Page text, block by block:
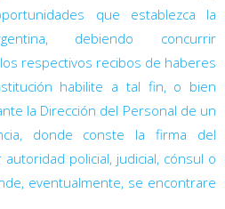
que establezca la
debiendo concurrir
respectivos recibos de haberes
habilite a tal fin, o bien
la Dirección del Personal de un
donde conste la firma del
policial, judicial, cónsul o
eventualmente, se encontrare